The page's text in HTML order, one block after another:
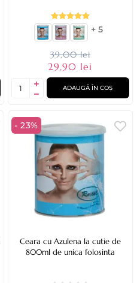
+ 5
39,00 lei
29,90 lei
ADAUGĂ ÎN COȘ
- 23%
Ceara cu Azulena la cutie de
800ml de unica folosinta